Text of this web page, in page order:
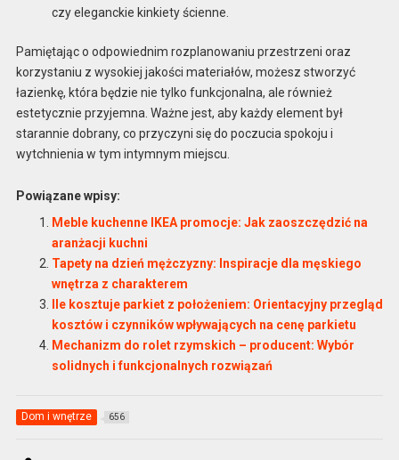
czy eleganckie kinkiety ścienne.
Pamiętając o odpowiednim rozplanowaniu przestrzeni oraz
korzystaniu z wysokiej jakości materiałów, możesz stworzyć
łazienkę, która będzie nie tylko funkcjonalna, ale również
estetycznie przyjemna. Ważne jest, aby każdy element był
starannie dobrany, co przyczyni się do poczucia spokoju i
wytchnienia w tym intymnym miejscu.
Powiązane wpisy:
Meble kuchenne IKEA promocje: Jak zaoszczędzić na
aranżacji kuchni
Tapety na dzień mężczyzny: Inspiracje dla męskiego
wnętrza z charakterem
Ile kosztuje parkiet z położeniem: Orientacyjny przegląd
kosztów i czynników wpływających na cenę parkietu
Mechanizm do rolet rzymskich – producent: Wybór
solidnych i funkcjonalnych rozwiązań
Dom i wnętrze 656